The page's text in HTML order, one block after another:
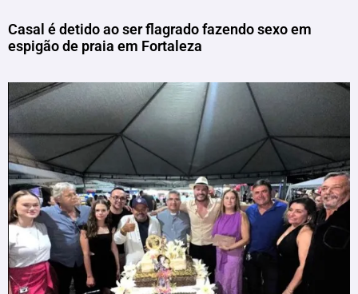
Casal é detido ao ser flagrado fazendo sexo em
espigão de praia em Fortaleza